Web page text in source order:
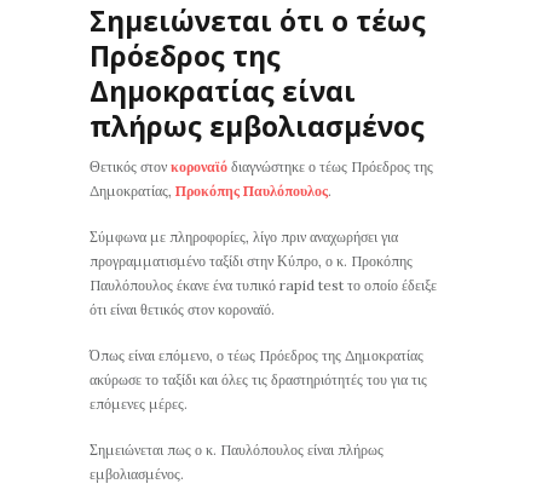
Σημειώνεται ότι ο τέως
Πρόεδρος της
Δημοκρατίας είναι
πλήρως εμβολιασμένος
Θετικός στον κοροναϊό διαγνώστηκε ο τέως Πρόεδρος της
Δημοκρατίας, Προκόπης Παυλόπουλος.
Σύμφωνα με πληροφορίες, λίγο πριν αναχωρήσει για
προγραμματισμένο ταξίδι στην Κύπρο, ο κ. Προκόπης
Παυλόπουλος έκανε ένα τυπικό rapid test το οποίο έδειξε
ότι είναι θετικός στον κοροναϊό.
Όπως είναι επόμενο, ο τέως Πρόεδρος της Δημοκρατίας
ακύρωσε το ταξίδι και όλες τις δραστηριότητές του για τις
επόμενες μέρες.
Σημειώνεται πως ο κ. Παυλόπουλος είναι πλήρως
εμβολιασμένος.